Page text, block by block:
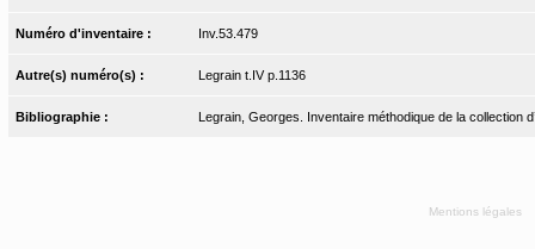
Numéro d'inventaire : Inv.53.479
Autre(s) numéro(s) : Legrain t.IV p.1136
Bibliographie : Legrain, Georges. Inventaire méthodique de la collection
Mentions légales